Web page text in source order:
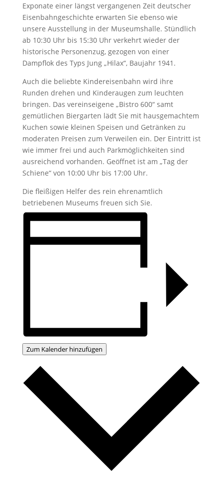
Exponate einer längst vergangenen Zeit deutscher
Eisenbahngeschichte erwarten Sie ebenso wie
unsere Ausstellung in der Museumshalle. Stündlich
ab 10:30 Uhr bis 15:30 Uhr verkehrt wieder der
historische Personenzug, gezogen von einer
Dampflok des Typs Jung „Hilax“, Baujahr 1941.
Auch die beliebte Kindereisenbahn wird ihre
Runden drehen und Kinderaugen zum leuchten
bringen. Das vereinseigene „Bistro 600“ samt
gemütlichen Biergarten lädt Sie mit hausgemachtem
Kuchen sowie kleinen Speisen und Getränken zu
moderaten Preisen zum Verweilen ein. Der Eintritt ist
wie immer frei und auch Parkmöglichkeiten sind
ausreichend vorhanden. Geöffnet ist am „Tag der
Schiene“ von 10:00 Uhr bis 17:00 Uhr.
Die fleißigen Helfer des rein ehrenamtlich
betriebenen Museums freuen sich Sie.
Zum Kalender hinzufügen